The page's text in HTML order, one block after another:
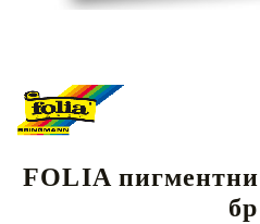
FOLIA
бр